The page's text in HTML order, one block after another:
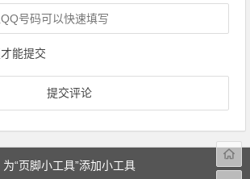
能提交
为“页脚小工具”添加小工具